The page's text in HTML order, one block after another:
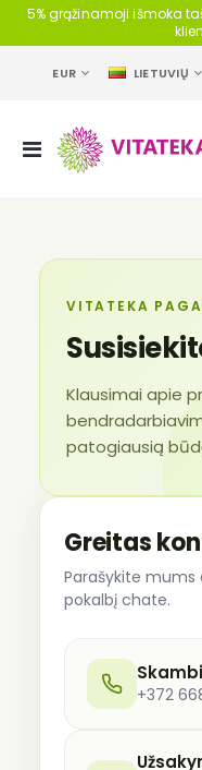
5% grąžinamoji išmoka
CURRENCY
EUR LANGUAGE
LIETUVIŲ
Toggle
Nav
VITATEKA
Klausimai apie
patogiausią
Greitas
Parašykite mums
pokalbį chate.
+372